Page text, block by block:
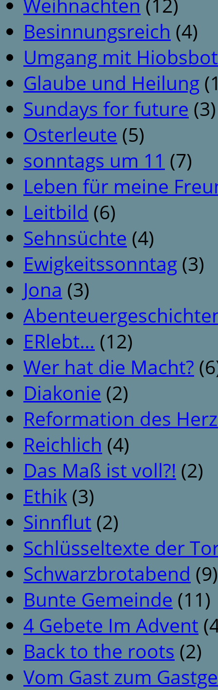
Besinnungsreich (4)
Umgang mit
Glaube und Heilung
Sundays for future (3)
Osterleute (5)
sonntags um 11 (7)
Leben für meine
Leitbild (6)
Sehnsüchte (4)
Ewigkeitssonntag (3)
Jona (3)
ERlebt… (12)
Wer hat die Macht?
Diakonie (2)
Reformation des
Reichlich (4)
Das Maß ist voll?! (2)
Ethik (3)
Sinnflut (2)
Schlüsseltexte der
Schwarzbrotabend (9)
Bunte Gemeinde (11)
4 Gebete Im Advent
Back to the roots (2)
Vom Gast zum